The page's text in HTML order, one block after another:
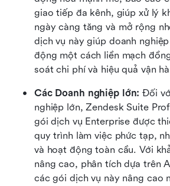
giao tiếp đa kênh, giúp xử lý
ngày càng tăng và mở rộng
dịch vụ này giúp doanh
động một cách liền mạch
soát chi phí và hiệu quả vận
Các Doanh nghiệp lớn: Đối
nghiệp lớn, Zendesk Suite
gói dịch vụ Enterprise được
quy trình làm việc phức tạp,
và hoạt động toàn cầu. Với
nâng cao, phân tích dựa trên
các gói dịch vụ này nâng cao